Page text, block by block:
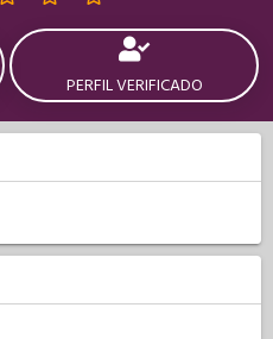
PERFIL VERIFICADO